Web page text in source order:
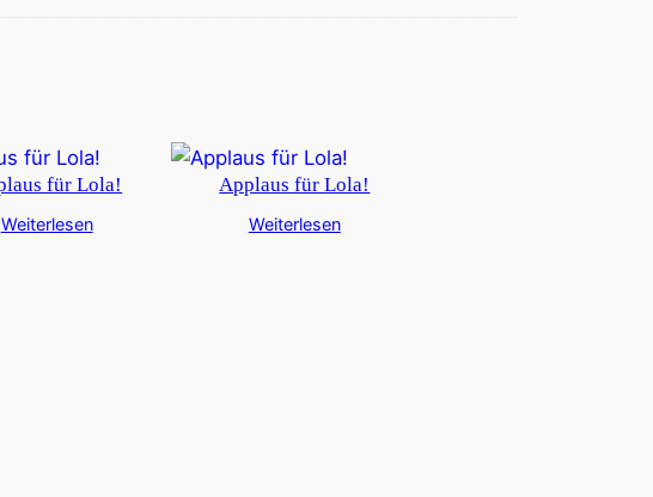
für Lola!
Weiterlesen
Applaus für Lola!
Weiterlesen